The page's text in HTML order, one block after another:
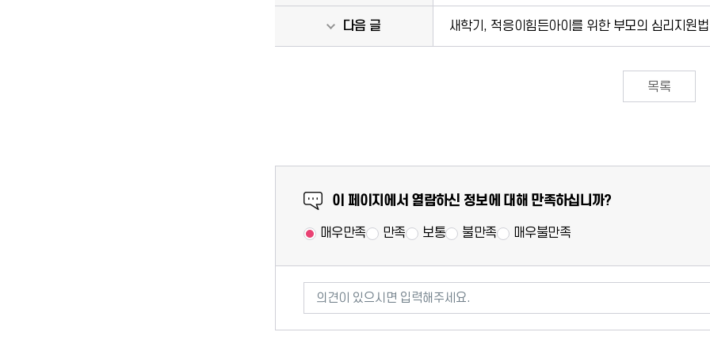
다음 글 새학기, 적응이힘든아이를 위한 부모의 심리지원법
목록
만족도 조사이 페이지에서 열람하신 정보에 대해 만족하십니까?
매우만족 만족 보통 불만족 매우불만족
의견이 있으시면 입력해주세요.